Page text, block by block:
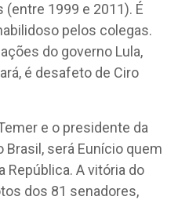
1999 e 2011). É
pelos colegas.
do governo Lula,
é desafeto de Ciro
e o presidente da
será Eunício quem
República. A vitória do
dos 81 senadores,